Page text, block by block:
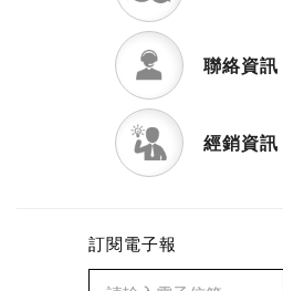
聯絡資訊
經銷資訊
訂閱電子報